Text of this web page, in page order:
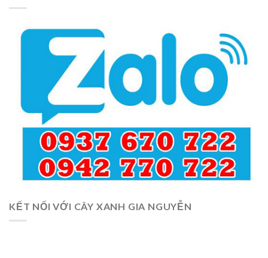
KẾT NỐI VỚI CÂY XANH GIA NGUYỄN